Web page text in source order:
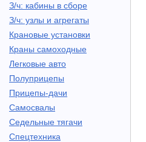
З/ч: кабины в сборе
З/ч: узлы и агрегаты
Крановые установки
Краны самоходные
Легковые авто
Полуприцепы
Прицепы-дачи
Самосвалы
Седельные тягачи
Спецтехника